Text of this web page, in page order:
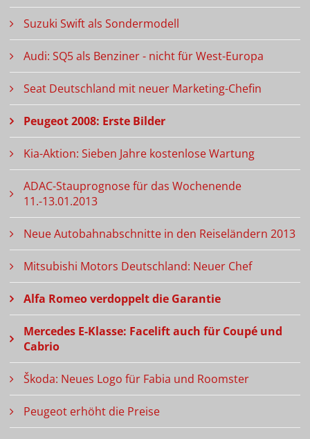
Suzuki Swift als Sondermodell
Audi: SQ5 als Benziner - nicht für West-Europa
Seat Deutschland mit neuer Marketing-Chefin
Peugeot 2008: Erste Bilder
Kia-Aktion: Sieben Jahre kostenlose Wartung
ADAC-Stauprognose für das Wochenende
11.-13.01.2013
Neue Autobahnabschnitte in den Reiseländern 2013
Mitsubishi Motors Deutschland: Neuer Chef
Alfa Romeo verdoppelt die Garantie
Mercedes E-Klasse: Facelift auch für Coupé und
Cabrio
Škoda: Neues Logo für Fabia und Roomster
Peugeot erhöht die Preise